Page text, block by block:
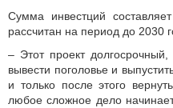
Сумма инвестций
рассчитан на период до 2030
– Этот проект
вывести поголовье и
и только после этого
любое сложное дело